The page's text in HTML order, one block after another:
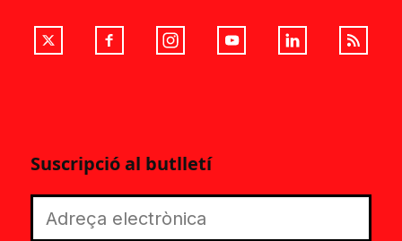
Suscripció al butlletí